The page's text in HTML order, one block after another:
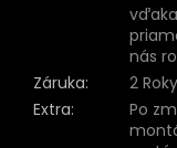
nás
Záruka:
2 Roky
Extra:
Po